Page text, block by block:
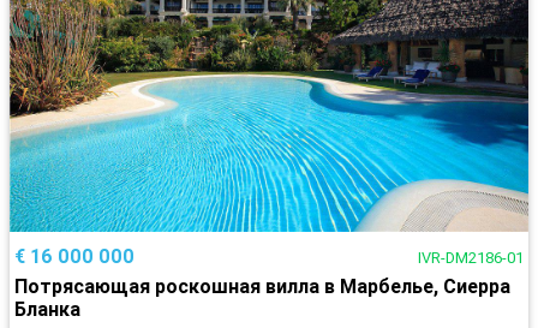
€ 16 000 000 IVR-DM2186-01
Потрясающая роскошная вилла в Марбелье, Сиерра
Бланка